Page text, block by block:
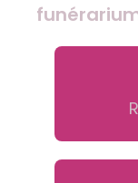
funérarium